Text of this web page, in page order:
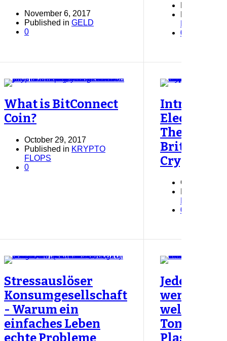
November 6, 2017
Published in GELD
0
0
What is BitConnect
Coin?
October 29, 2017
Published in KRYPTO
FLOPS
0
The First
British
October 18,
0
Stressauslöser
Konsumgesellschaft
- Warum ein
einfaches Leben
echte Probleme
Jede
werden
weltweit
Tonnen